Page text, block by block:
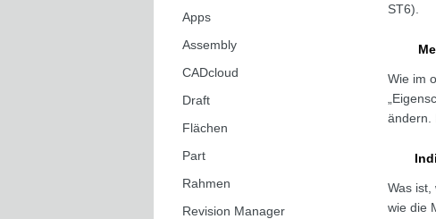
ST6).
Wie im
ändern.
Was ist,
wie die
Apps
Assembly
CADcloud
Draft
Flächen
Part
Rahmen
Revision Manager